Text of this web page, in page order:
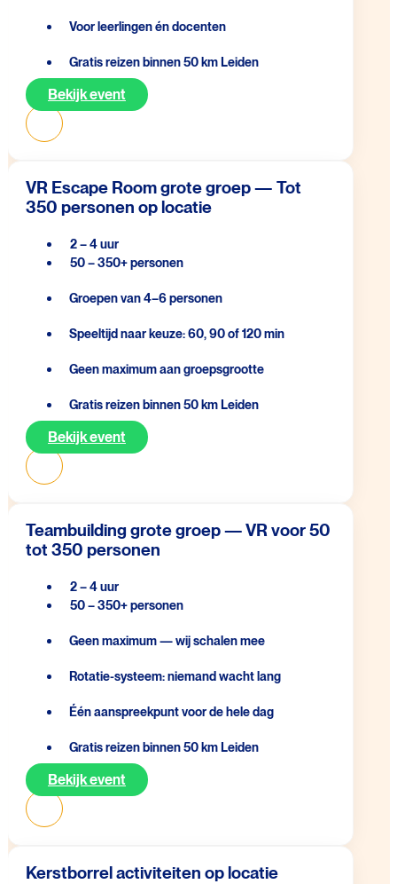
Voor leerlingen én docenten
Gratis reizen binnen 50 km Leiden
Bekijk event
VR Escape Room grote groep — Tot
350 personen op locatie
2 – 4 uur
50 – 350+ personen
Groepen van 4–6 personen
Speeltijd naar keuze: 60, 90 of 120 min
Geen maximum aan groepsgrootte
Gratis reizen binnen 50 km Leiden
Bekijk event
Teambuilding grote groep — VR voor 50
tot 350 personen
2 – 4 uur
50 – 350+ personen
Geen maximum — wij schalen mee
Rotatie-systeem: niemand wacht lang
Één aanspreekpunt voor de hele dag
Gratis reizen binnen 50 km Leiden
Bekijk event
Kerstborrel activiteiten op locatie